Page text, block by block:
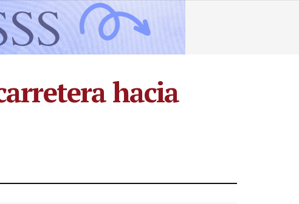
hacia